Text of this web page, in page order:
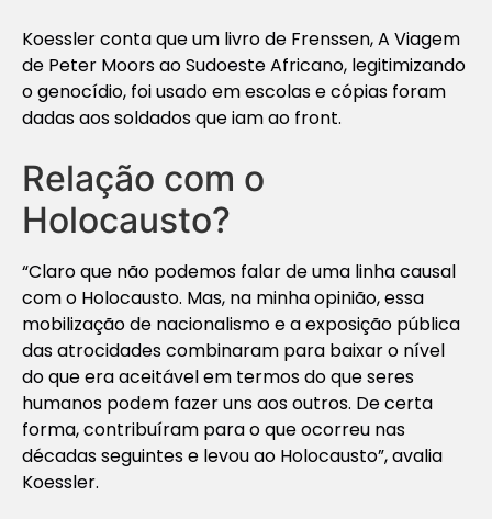
Koessler conta que um livro de Frenssen,A Viagem
de Peter Moors ao Sudoeste Africano, legitimizando
o genocídio, foi usado em escolas e cópias foram
dadas aos soldados que iam ao front.
Relação com o
Holocausto?
“Claro que não podemos falar de uma linha causal
com o Holocausto. Mas, na minha opinião, essa
mobilização de nacionalismo e a exposição pública
das atrocidades combinaram para baixar o nível
do que era aceitável em termos do que seres
humanos podem fazer uns aos outros. De certa
forma, contribuíram para o que ocorreu nas
décadas seguintes e levou ao Holocausto”, avalia
Koessler.